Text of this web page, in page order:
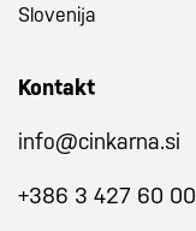
Slovenija
Kontakt
info@cinkarna.si
+386 3 427 60 00